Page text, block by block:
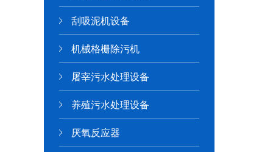
刮吸泥机设备
机械格栅除污机
屠宰污水处理设备
养殖污水处理设备
厌氧反应器